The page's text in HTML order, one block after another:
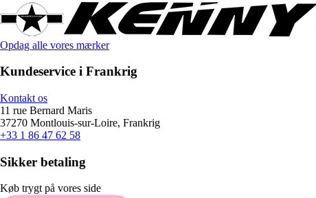
Opdag alle vores mærker
Kundeservice i Frankrig
Kontakt os
11 rue Bernard Maris
37270 Montlouis-sur-Loire, Frankrig
+33 1 86 47 62 58
Sikker betaling
Køb trygt på vores side